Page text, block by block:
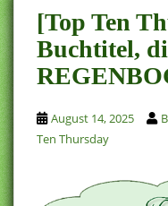
n
c
o
n
t
e
n
t
[Top Ten
Buchtitel,
August 14, 2025
Ten Thursday